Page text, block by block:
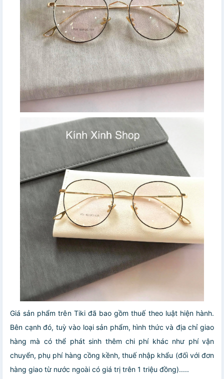
Giá sản phẩm trên Tiki đã bao gồm thuế theo luật hiện hành.
Bên cạnh đó, tuỳ vào loại sản phẩm, hình thức và địa chỉ giao
hàng mà có thể phát sinh thêm chi phí khác như phí vận
chuyển, phụ phí hàng cồng kềnh, thuế nhập khẩu (đối với đơn
hàng giao từ nước ngoài có giá trị trên 1 triệu đồng).....